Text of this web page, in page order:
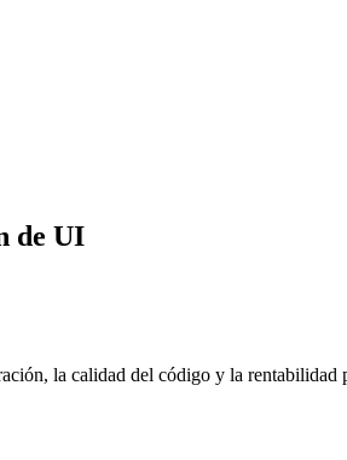
de UI
la calidad del código y la rentabilidad